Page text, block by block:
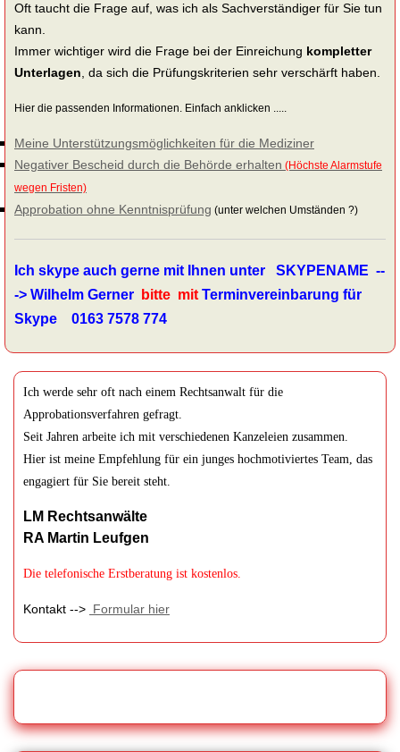
Oft taucht die Frage auf, was ich als Sachverständiger für Sie tun
kann.
Immer wichtiger wird die Frage bei der Einreichung kompletter
Unterlagen , da sich die Prüfungskriterien sehr verschärft haben.
Hier die passenden Informationen. Einfach anklicken .....
Meine Unterstützungsmöglichkeiten für die Mediziner
Negativer Bescheid durch die Behörde erhalten (Höchste Alarmstufe
wegen Fristen)
Approbation ohne Kenntnisprüfung (unter welchen Umständen ?)
Ich skype auch gerne mit Ihnen unter SKYPENAME --
-> Wilhelm Gerner
bitte mit Terminvereinbarung für
Skype 0163 7578 774
Ich werde sehr oft nach einem Rechtsanwalt für die
Approbationsverfahren gefragt.
Seit Jahren arbeite ich mit verschiedenen Kanzeleien zusammen.
Hier ist meine Empfehlung für ein junges hochmotiviertes Team, das
engagiert für Sie bereit steht.
LM Rechtsanwälte
RA Martin Leufgen
Die telefonische Erstberatung ist kostenlos.
Kontakt --> Formular hier